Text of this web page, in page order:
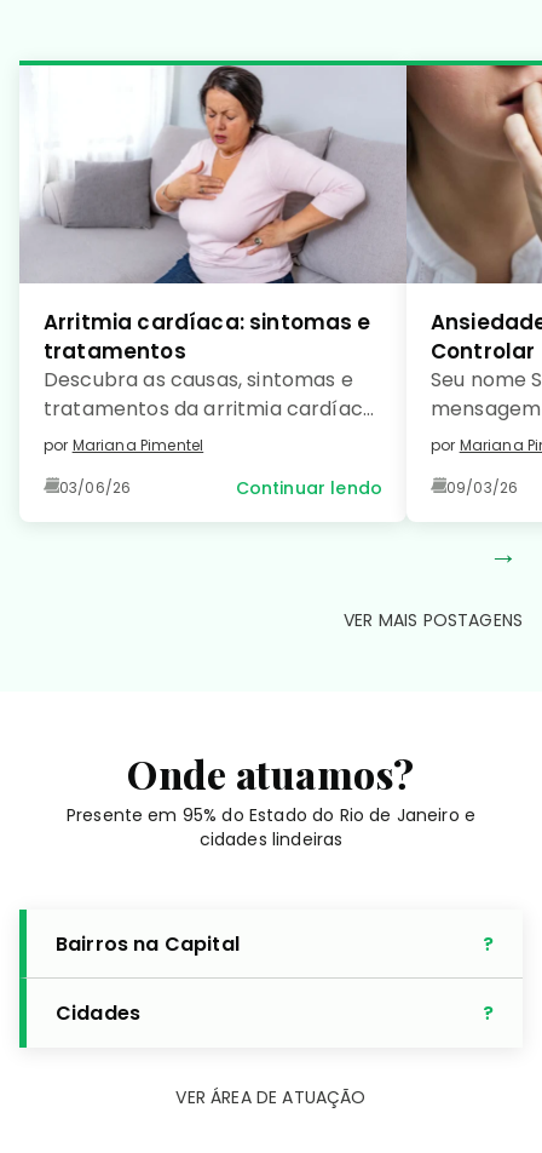
Arritmia cardíaca: sintomas e
tratamentos
Descubra as causas, sintomas e
tratamentos da arritmia cardíaca
e saiba como prevenir essa
coração saudável. Leia no detalhe!
por Mariana Pimentel
03/06/26 Continuar lendo
Controlar
Seu nome
como […]
por Mariana
09/03/26
VER MAIS POSTAGENS
Onde atuamos?
Presente em 95% do Estado do Rio de Janeiro e
cidades lindeiras
Bairros na Capital
Cidades
VER ÁREA DE ATUAÇÃO